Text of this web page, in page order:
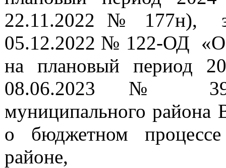
22.11.2022 № 177н),
05.12.2022 № 122-ОД
на плановый период
08.06.2023 № 39-
муниципального района
о бюджетном
районе,